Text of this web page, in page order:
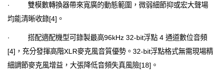
· 雙模數轉換器帶來寬廣的動態範圍，微弱細節抑或宏大聲場
均能清晰收錄[4]。
· 搭配適配機型可錄製最高96kHz 32-bit浮點 4 通道數位音頻
[4]，充分發揮高階XLR麥克風音質優勢。32-bit浮點格式無需現場精
細調節麥克風增益，大張降低音頻失真風險[18]。